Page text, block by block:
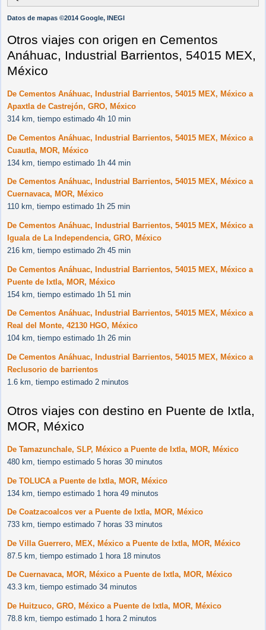
Datos de mapas ©2014 Google, INEGI
Otros viajes con origen en Cementos
Anáhuac, Industrial Barrientos, 54015 MEX,
México
De Cementos Anáhuac, Industrial Barrientos, 54015 MEX, México a
Apaxtla de Castrejón, GRO, México
314 km, tiempo estimado 4h 10 min
De Cementos Anáhuac, Industrial Barrientos, 54015 MEX, México a
Cuautla, MOR, México
134 km, tiempo estimado 1h 44 min
De Cementos Anáhuac, Industrial Barrientos, 54015 MEX, México a
Cuernavaca, MOR, México
110 km, tiempo estimado 1h 25 min
De Cementos Anáhuac, Industrial Barrientos, 54015 MEX, México a
Iguala de La Independencia, GRO, México
216 km, tiempo estimado 2h 45 min
De Cementos Anáhuac, Industrial Barrientos, 54015 MEX, México a
Puente de Ixtla, MOR, México
154 km, tiempo estimado 1h 51 min
De Cementos Anáhuac, Industrial Barrientos, 54015 MEX, México a
Real del Monte, 42130 HGO, México
104 km, tiempo estimado 1h 26 min
De Cementos Anáhuac, Industrial Barrientos, 54015 MEX, México a
Reclusorio de barrientos
1.6 km, tiempo estimado 2 minutos
Otros viajes con destino en Puente de Ixtla,
MOR, México
De Tamazunchale, SLP, México a Puente de Ixtla, MOR, México
480 km, tiempo estimado 5 horas 30 minutos
De TOLUCA a Puente de Ixtla, MOR, México
134 km, tiempo estimado 1 hora 49 minutos
De Coatzacoalcos ver a Puente de Ixtla, MOR, México
733 km, tiempo estimado 7 horas 33 minutos
De Villa Guerrero, MEX, México a Puente de Ixtla, MOR, México
87.5 km, tiempo estimado 1 hora 18 minutos
De Cuernavaca, MOR, México a Puente de Ixtla, MOR, México
43.3 km, tiempo estimado 34 minutos
De Huitzuco, GRO, México a Puente de Ixtla, MOR, México
78.8 km, tiempo estimado 1 hora 2 minutos